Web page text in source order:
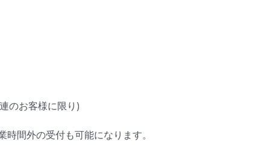
のお客様に限り)
間外の受付も可能になります。